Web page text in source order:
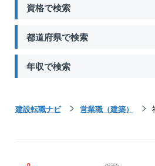
資格で検索
都道府県で検索
年収で検索
建設転職ナビ 営業職（建築）